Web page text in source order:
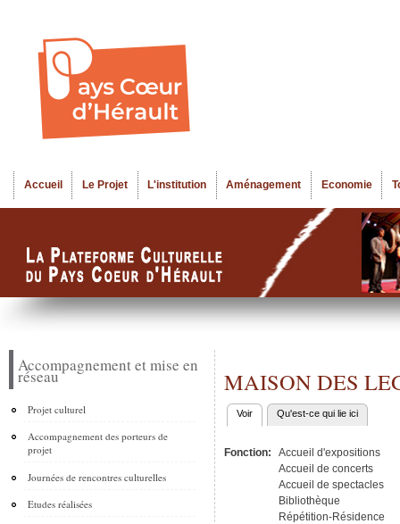
Menu principal
Accueil Le Projet L'institution Aménagement Economie
Accompagnement et mise en
réseau
Projet culturel
Accompagnement des porteurs de
projet
Journées de rencontres culturelles
Etudes réalisées
MAISON DES
Onglets principaux
Voir (onglet actif)
Qu'est-ce qui lie ici
Fonction:
Accueil d'expositions
Accueil de concerts
Accueil de spectacles
Bibliothèque
Répétition-Résidence